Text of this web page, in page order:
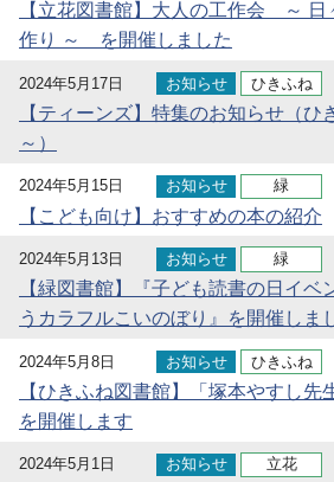
【立花図書館】大人の工作会 ～ 日
作り ～ を開催しました
2024年5月17日 お知らせ ひきふね
【ティーンズ】特集のお知らせ（ひ
～）
2024年5月15日 お知らせ 緑
【こども向け】おすすめの本の紹介
2024年5月13日 お知らせ 緑
【緑図書館】『子ども読書の日イ
うカラフルこいのぼり』を開催しま
2024年5月8日 お知らせ ひきふね
【ひきふね図書館】「塚本やすし先
を開催します
2024年5月1日 お知らせ 立花